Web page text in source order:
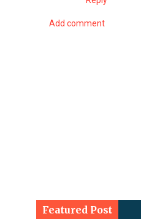
Add comment
Featured Post